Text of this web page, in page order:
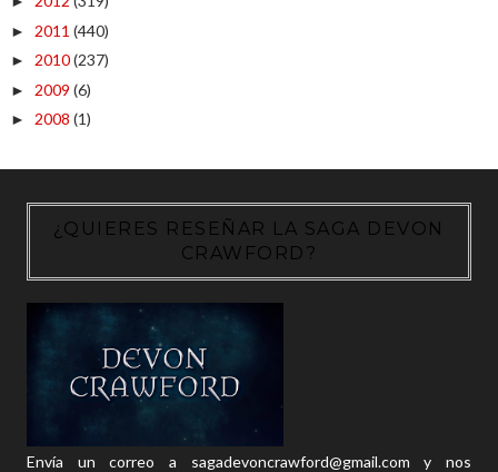
► 2011 (440)
► 2010(237)
► 2009 (6)
► 2008 (1)
¿QUIERES RESEÑAR LA SAGA DEVON
CRAWFORD?
Envía un correo a sagadevoncrawford@gmail.com y nos